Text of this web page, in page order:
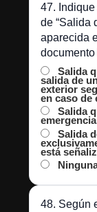
47.
de “Salida
aparecida
Salida
salida de
exterior
en caso de
Salida
Salida
está
48. Según